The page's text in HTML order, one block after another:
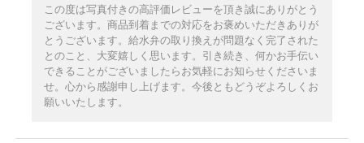
この度は写真付きの高評価レビューを頂き誠にありがとう
ございます。商品到着までの対応をお褒めいただきありが
とうございます。給水弁の取り換えが問題なく完了された
とのこと、大変嬉しく思います。引き続き、何かお手伝い
できることがございましたらお気軽にお知らせくださいま
せ。心から感謝申し上げます。今後ともどうぞよろしくお
願いいたします。